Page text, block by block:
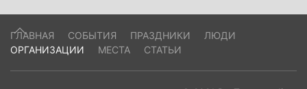
ГЛАВНАЯ СОБЫТИЯ ПРАЗДНИКИ
ЛЮДИ
ОРГАНИЗАЦИИ
МЕСТА СТАТЬИ